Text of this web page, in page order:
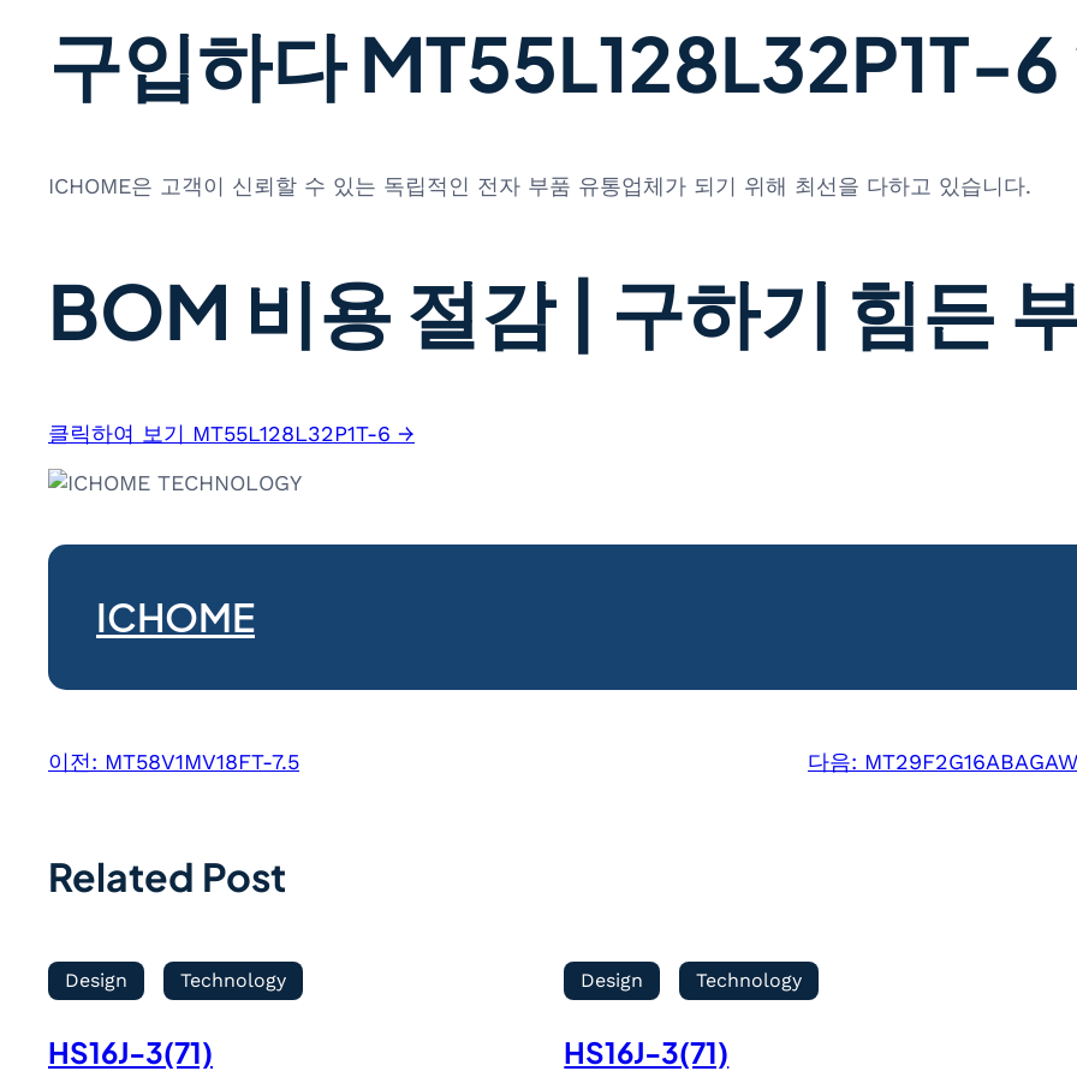
구입하다 MT55L128L32P1T-6
ICHOME은 고객이 신뢰할 수 있는 독립적인 전자 부품 유통업체가 되기 위해 최선을 다하고 있습니다.
BOM 비용 절감 | 구하기 힘든
클릭하여 보기 MT55L128L32P1T-6 →
ICHOME
이전: MT58V1MV18FT-7.5 다음:
Related Post
Design Technology
HS16J-3(71)
Design Technology
HS16J-3(71)